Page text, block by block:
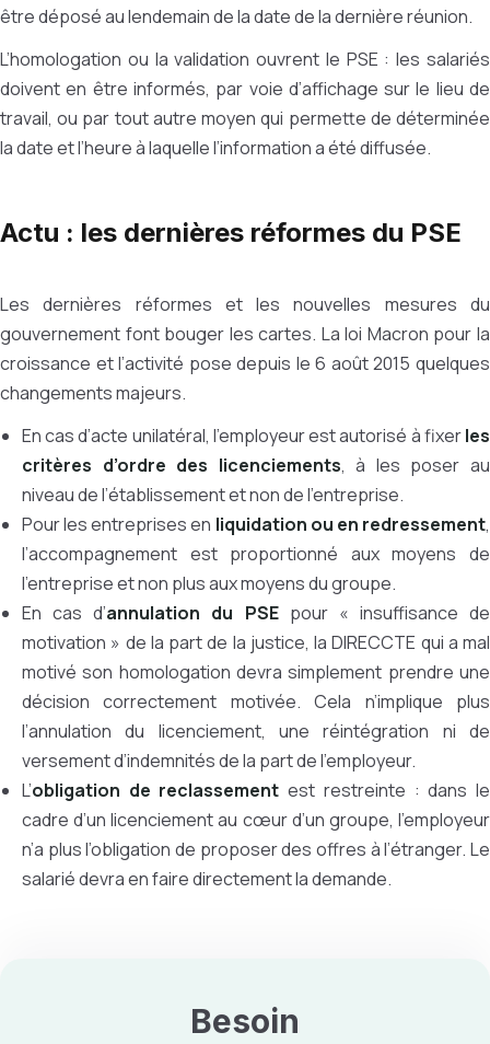
être déposé au lendemain de la date de la dernière réunion.
L’homologation ou la validation ouvrent le PSE : les salariés
doivent en être informés, par voie d’affichage sur le lieu de
travail, ou par tout autre moyen qui permette de déterminée
la date et l’heure à laquelle l’information a été diffusée.
Actu : les dernières réformes du PSE
Les dernières réformes et les nouvelles mesures du
gouvernement font bouger les cartes. La loi Macron pour la
croissance et l’activité pose depuis le 6 août 2015 quelques
changements majeurs.
En cas d’acte unilatéral, l’employeur est autorisé à fixerles
critères d’ordre des licenciements, à les poser au
niveau de l’établissement et non de l’entreprise.
Pour les entreprises en liquidation ou en redressement,
l’accompagnement est proportionné aux moyens de
l’entreprise et non plus aux moyens du groupe.
En cas d’annulation du PSEpour « insuffisance de
motivation » de la part de la justice, la DIRECCTE qui a mal
motivé son homologation devra simplement prendre une
décision correctement motivée. Cela n’implique plus
l’annulation du licenciement, une réintégration ni de
versement d’indemnités de la part de l’employeur.
L’obligation de reclassementest restreinte : dans le
cadre d’un licenciement au cœur d’un groupe, l’employeur
n’a plus l’obligation de proposer des offres à l’étranger. Le
salarié devra en faire directement la demande.
Besoin